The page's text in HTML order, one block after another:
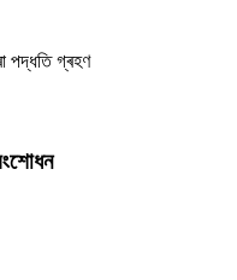
পদ্ধতি গ্ৰহণ